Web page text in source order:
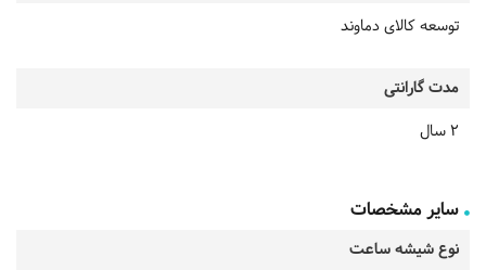
توسعه کالای دماوند
مدت گارانتی
2 سال
سایر مشخصات
نوع شیشه ساعت